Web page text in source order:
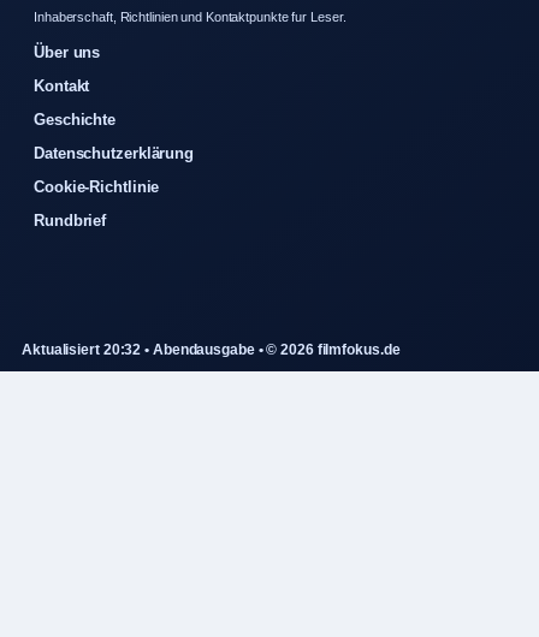
Inhaberschaft, Richtlinien und Kontaktpunkte fur Leser.
Über uns
Kontakt
Geschichte
Datenschutzerklärung
Cookie-Richtlinie
Rundbrief
Aktualisiert 20:32 • Abendausgabe • © 2026 filmfokus.de